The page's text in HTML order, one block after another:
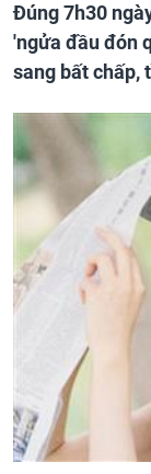
Đúng 7h30
'ngửa đầu đón
sang bất chấp,